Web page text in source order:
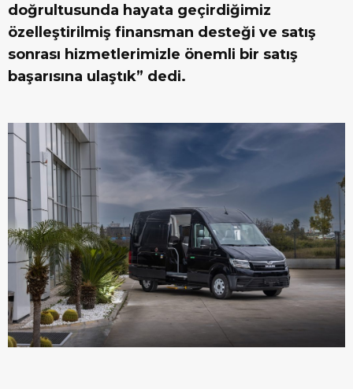
doğrultusunda hayata geçirdiğimiz
özelleştirilmiş finansman desteği ve satış
sonrası hizmetlerimizle önemli bir satış
başarısına ulaştık” dedi.